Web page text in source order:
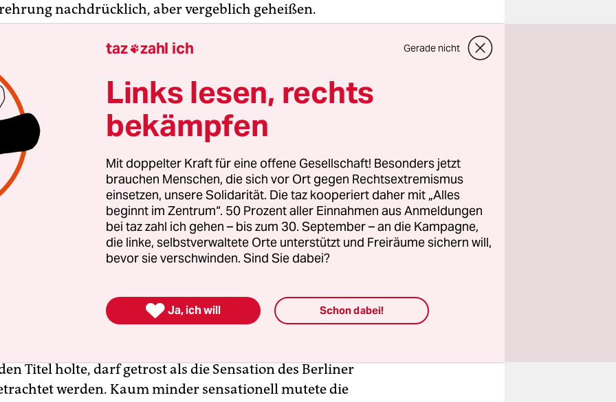
nachdrücklich, aber vergeblich geheißen.
letzten Jahren gewisse Signale des Umbruchs im
zu spüren gewesen, stand diese DAM wieder ganz im
Tradition. Gleich zwei Mannschaften feiern 2002 ihr 20-
Partisan Eifelstraße aus Aachen, als einzige
bei allen 16 Meisterschaften vertreten, und Dynamo
Kassel, in den 80er-Jahren vor allem durch den
Streit mit dem DFB über die Zulässigkeit des
zu Berühmtheit gelangt. Wie in jedem WM-Jahr
Dynamo Ende Juni seine Bolz-WM, Bewerbungen
Teams werden noch entgegengenommen
auf der Websitewww.dynamo-windrad.de). In Berlin
Windräder einen honorigen 13. Rang.
der Rote Stern Bremen, das älteste aller Teams und
zwar durch hohe Sympathiewerte, aber nicht
Titel holte, darf getrost als die Sensation des Berliner
werden. Kaum minder sensationell mutete die
taz zahl ich Gerade nicht
Links lesen, rechts
bekämpfen
Mit doppelter Kraft für eine offene Gesellschaft! Besonders jetzt
brauchen Menschen, die sich vor Ort gegen Rechtsextremismus
einsetzen, unsere Solidarität. Die taz kooperiert daher mit „Alles
beginnt im Zentrum“. 50 Prozent aller Einnahmen aus Anmeldungen
bei taz zahl ich gehen – bis zum 30. September – an die Kampagne,
die linke, selbstverwaltete Orte unterstützt und Freiräume sichern will,
bevor sie verschwinden. Sind Sie dabei?
 Ja, ich will Schon dabei!